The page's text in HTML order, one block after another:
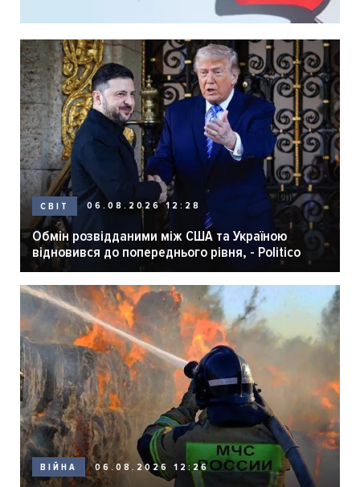
СВІТ 06.08.2026 12:28
Обмін розвідданими між США та Україною
відновився до попереднього рівня, - Politico
ВІЙНА 06.08.2026 12:26